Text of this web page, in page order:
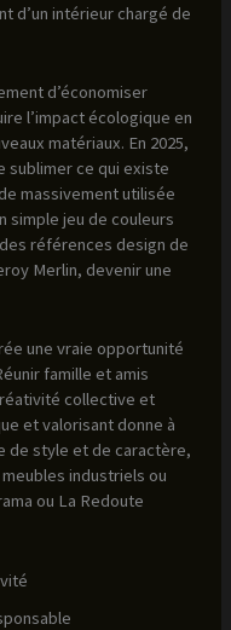
d’un intérieur chargé de
d’économiser
l’impact écologique en
matériaux. En 2025,
sublimer ce qui existe
massivement utilisée
simple jeu de couleurs
références design de
Merlin, devenir une
une vraie opportunité
famille et amis
collective et
et valorisant donne à
de style et de caractère,
industriels ou
ou La Redoute